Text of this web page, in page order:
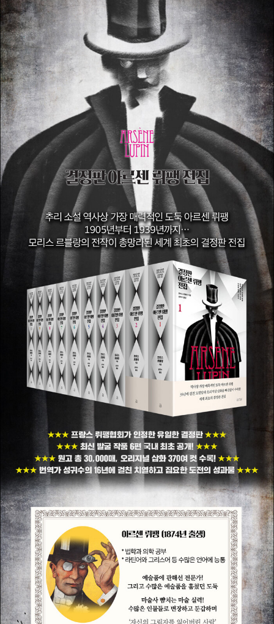
귀스트 티소의 《읽고 쓰는 사람의 건강》, 피에르 토마 위르토의 《방
귀의 예술》, 힐레어 벨록의 《노예국가》, 토르케마다의 《카인의 턱뼈》
등 100여 권을 우리말로 옮겼다. 《사제와 죽어가는 자의 대화》를 시
작으로 2014년부터 사드 전집을 기획, 번역해오고 있다.